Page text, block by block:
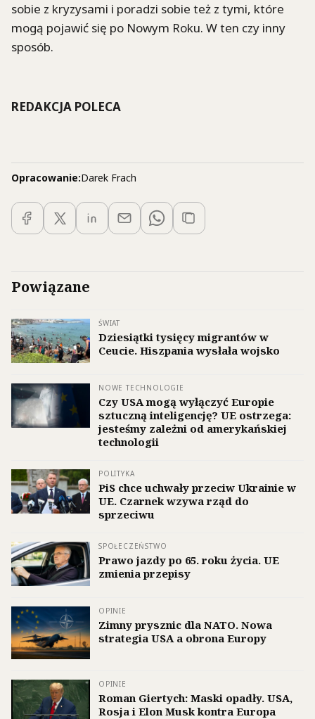
sobie z kryzysami i poradzi sobie też z tymi, które
mogą pojawić się po Nowym Roku. W ten czy inny
sposób.
REDAKCJA POLECA
Opracowanie:Darek Frach
Powiązane
ŚWIAT
Dziesiątki tysięcy migrantów w
Ceucie. Hiszpania wysłała wojsko
NOWE TECHNOLOGIE
Czy USA mogą wyłączyć Europie
sztuczną inteligencję? UE ostrzega:
jesteśmy zależni od amerykańskiej
technologii
POLITYKA
PiS chce uchwały przeciw Ukrainie w
UE. Czarnek wzywa rząd do
sprzeciwu
SPOŁECZEŃSTWO
Prawo jazdy po 65. roku życia. UE
zmienia przepisy
OPINIE
Zimny prysznic dla NATO. Nowa
strategia USA a obrona Europy
OPINIE
Roman Giertych: Maski opadły. USA,
Rosja i Elon Musk kontra Europa